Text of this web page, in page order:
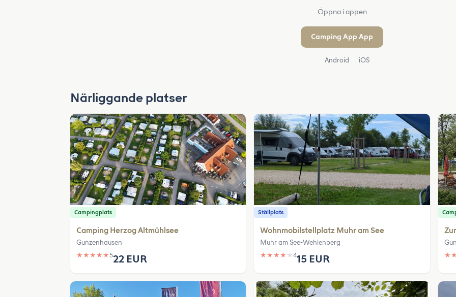
Öppna i appen
Camping App App
Android iOS
Närliggande platser
Campingplats
Camping Herzog Altmühlsee
Gunzenhausen
★ ★ ★ ★ ★522 EUR
Ställplats
Wohnmobilstellplatz Muhr am See
Muhr am See-Wehlenberg
★ ★ ★ ★ ★415 EUR ★